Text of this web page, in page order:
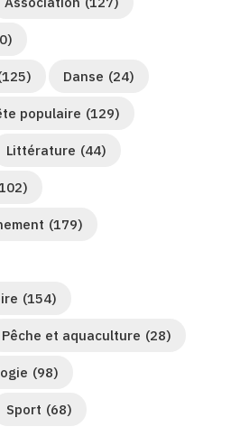
Danse (24)
populaire (129)
Littérature (44)
(179)
(154)
Pêche et aquaculture (28)
(98)
Sport (68)